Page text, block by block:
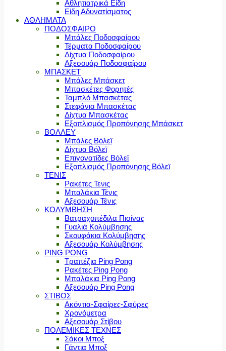
Αθλητιατρικά Είδη
Είδη Αδυνατίσματος
ΑΘΛΗΜΑΤΑ
ΠΟΔΟΣΦΑΙΡΟ
Μπάλες Ποδοσφαίρου
Τέρματα Ποδοσφαίρου
Δίχτυα Ποδοσφαίρου
Αξεσουάρ Ποδοσφαίρου
ΜΠΑΣΚΕΤ
Μπάλες Μπάσκετ
Μπασκέτες Φορητές
Ταμπλό Μπασκέτας
Στεφάνια Μπασκέτας
Δίχτυα Μπασκέτας
Εξοπλισμός Προπόνησης Μπάσκετ
ΒΟΛΛΕΥ
Μπάλες Βόλεϊ
Δίχτυα Βόλεϊ
Επιγονατίδες Βόλεϊ
Εξοπλισμός Προπόνησης Βόλεϊ
ΤΕΝΙΣ
Ρακέτες Τενις
Μπαλάκια Τένις
Αξεσουάρ Τένις
ΚΟΛΥΜΒΗΣΗ
Βατραχοπέδιλα Πισίνας
Γυαλιά Κολύμβησης
Σκουφάκια Κολύμβησης
Αξεσουάρ Κολύμβησης
PING PONG
Τραπέζια Ping Pong
Ρακέτες Ping Pong
Μπαλάκια Ping Pong
Αξεσουάρ Ping Pong
ΣΤΙΒΟΣ
Ακόντια-Σφαίρες-Σφύρες
Χρονόμετρα
Αξεσουάρ Στίβου
ΠΟΛΕΜΙΚΕΣ ΤΕΧΝΕΣ
Σάκοι Μποξ
Γάντια Μποξ